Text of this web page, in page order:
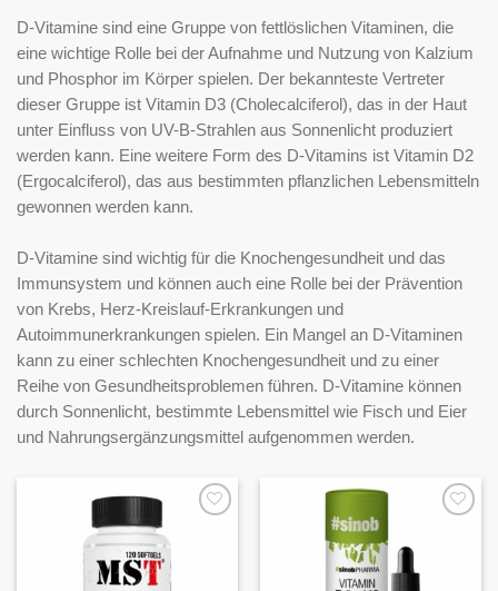
D-Vitamine sind eine Gruppe von fettlöslichen Vitaminen, die
eine wichtige Rolle bei der Aufnahme und Nutzung von Kalzium
und Phosphor im Körper spielen. Der bekannteste Vertreter
dieser Gruppe ist Vitamin D3 (Cholecalciferol), das in der Haut
unter Einfluss von UV-B-Strahlen aus Sonnenlicht produziert
werden kann. Eine weitere Form des D-Vitamins ist Vitamin D2
(Ergocalciferol), das aus bestimmten pflanzlichen Lebensmitteln
gewonnen werden kann.
D-Vitamine sind wichtig für die Knochengesundheit und das
Immunsystem und können auch eine Rolle bei der Prävention
von Krebs, Herz-Kreislauf-Erkrankungen und
Autoimmunerkrankungen spielen. Ein Mangel an D-Vitaminen
kann zu einer schlechten Knochengesundheit und zu einer
Reihe von Gesundheitsproblemen führen. D-Vitamine können
durch Sonnenlicht, bestimmte Lebensmittel wie Fisch und Eier
und Nahrungsergänzungsmittel aufgenommen werden.
Wunschliste
Wunschliste